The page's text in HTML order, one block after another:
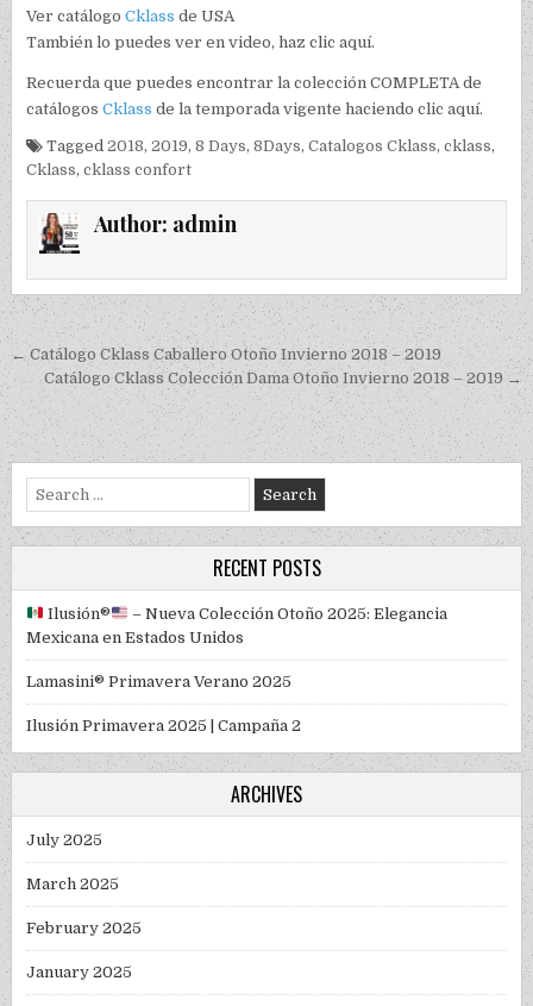
Ver catálogoCklass de USA
También lo puedes ver en video, haz clic aquí.
Recuerda que puedes encontrar la colección COMPLETA de
catálogosCklass de la temporada vigente haciendo clic aquí.
Tagged2018,2019,8 Days,8Days,Catalogos Cklass,cklass,
Cklass,cklass confort
Author: admin
Post navigation
← Catálogo Cklass Caballero Otoño Invierno 2018 – 2019
Catálogo Cklass Colección Dama Otoño Invierno 2018 – 2019 →
Search for:
RECENT POSTS
Ilusión®️
– Nueva Colección Otoño 2025: Elegancia
Mexicana en Estados Unidos
Lamasini® Primavera Verano 2025
Ilusión Primavera 2025 | Campaña 2
ARCHIVES
July 2025
March 2025
February 2025
January 2025